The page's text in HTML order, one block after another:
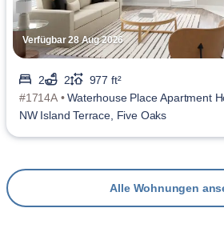
Verfügbar 28 Aug 2026
2 2
977 ft²
#1714A •Waterhouse Place Apartment
NW Island Terrace, Five Oaks
Alle Wohnungen